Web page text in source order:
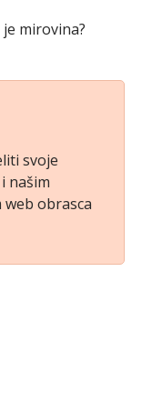
mirovina?
svoje
našim
obrasca